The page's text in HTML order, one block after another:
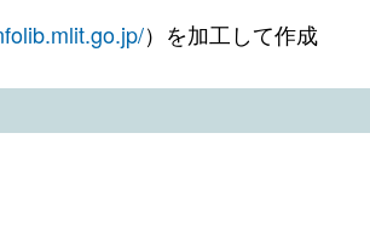
）を加工して作成